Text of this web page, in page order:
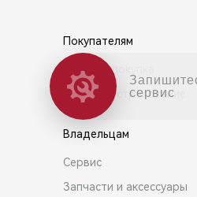
Покупателям
Выбор и покупка
Кредит и страхование
Владельцам
Сервис
Запчасти и аксессуары
сервис